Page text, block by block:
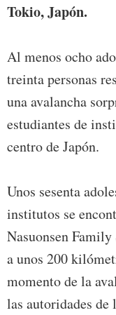
Tokio, Japón.
Al menos ocho
treinta personas
una avalancha
estudiantes de
centro de Japón.
Unos sesenta
institutos se
Nasuonsen
a unos 200
momento de la
las autoridades de